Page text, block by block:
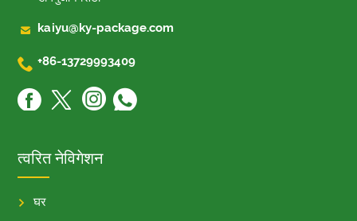
 kaiyu@ky-package.com
 +86-13729993409
त्वरित नेविगेशन
घर